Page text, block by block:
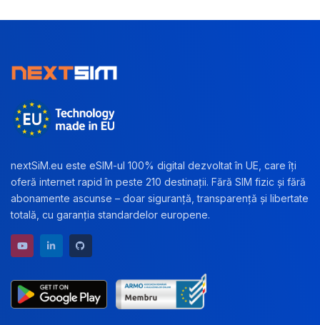
nextSiM.eu este eSIM-ul 100% digital dezvoltat în UE, care îți
oferă internet rapid în peste 210 destinații. Fără SIM fizic și fără
abonamente ascunse – doar siguranță, transparență și libertate
totală, cu garanția standardelor europene.
YouTube channel
LinkedIn profile